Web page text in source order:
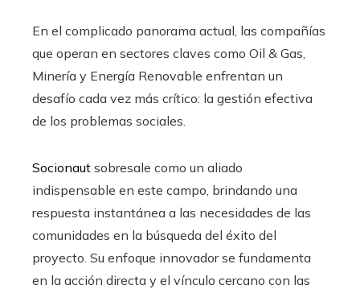
En el complicado panorama actual , las compañías
que operan en sectores claves como Oil & Gas,
Minería y Energía Renovable enfrentan un
desafío cada vez más crítico: la gestión efectiva
de los problemas sociales.
Socionaut sobresale como un aliado
indispensable en este campo, brindando una
respuesta instantánea a las necesidades de las
comunidades en la búsqueda del éxito del
proyecto. Su enfoque innovadorse fundamenta
en la acción directa y el vínculo cercano con las